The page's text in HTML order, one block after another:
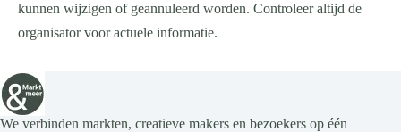
kunnen wijzigen of geannuleerd worden. Controleer altijd de
organisator voor actuele informatie.
We verbinden markten, creatieve makers en bezoekers op één